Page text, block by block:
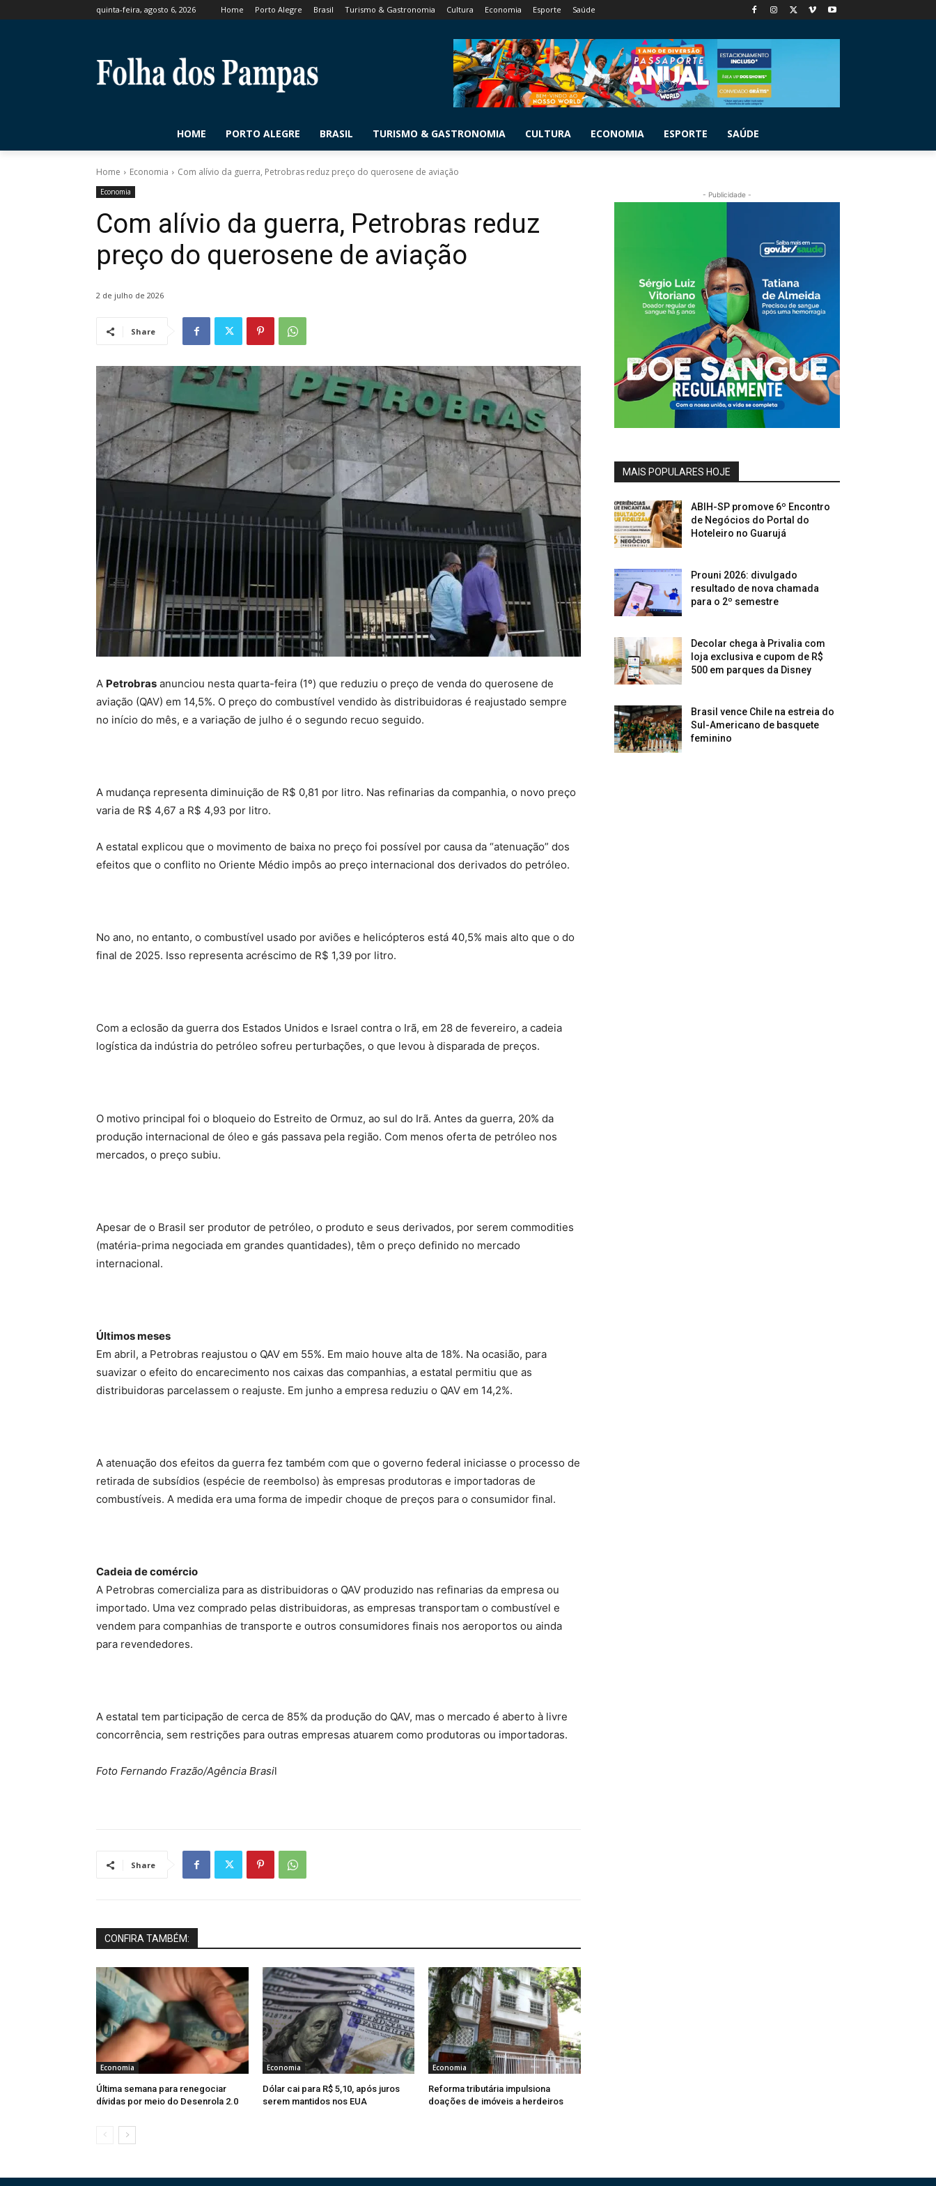
quinta-feira, agosto 6, 2026 Home Porto Alegre Brasil Turismo & Gastronomia Cultura Economia Esporte Saúde
HOME PORTO ALEGRE BRASIL TURISMO & GASTRONOMIA CULTURA ECONOMIA ESPORTE SAÚDE
Home Economia Com alívio da guerra, Petrobras reduz preço do querosene de aviação
Economia
Com alívio da guerra, Petrobras reduz
preço do querosene de aviação
2 de julho de 2026
Share
A Petrobras anunciou nesta quarta-feira (1º) que reduziu o preço de venda do querosene de
aviação (QAV) em 14,5%. O preço do combustível vendido às distribuidoras é reajustado sempre
no início do mês, e a variação de julho é o segundo recuo seguido.
A mudança representa diminuição de R$ 0,81 por litro. Nas refinarias da companhia, o novo preço
varia de R$ 4,67 a R$ 4,93 por litro.
A estatal explicou que o movimento de baixa no preço foi possível por causa da “atenuação” dos
efeitos que o conflito no Oriente Médio impôs ao preço internacional dos derivados do petróleo.
No ano, no entanto, o combustível usado por aviões e helicópteros está 40,5% mais alto que o do
final de 2025. Isso representa acréscimo de R$ 1,39 por litro.
Com a eclosão da guerra dos Estados Unidos e Israel contra o Irã, em 28 de fevereiro, a cadeia
logística da indústria do petróleo sofreu perturbações, o que levou à disparada de preços.
O motivo principal foi o bloqueio do Estreito de Ormuz, ao sul do Irã. Antes da guerra, 20% da
produção internacional de óleo e gás passava pela região. Com menos oferta de petróleo nos
mercados, o preço subiu.
Apesar de o Brasil ser produtor de petróleo, o produto e seus derivados, por serem commodities
(matéria-prima negociada em grandes quantidades), têm o preço definido no mercado
internacional.
Últimos meses
Em abril, a Petrobras reajustou o QAV em 55%. Em maio houve alta de 18%. Na ocasião, para
suavizar o efeito do encarecimento nos caixas das companhias, a estatal permitiu que as
distribuidoras parcelassem o reajuste. Em junho a empresa reduziu o QAV em 14,2%.
A atenuação dos efeitos da guerra fez também com que o governo federal iniciasse o processo de
retirada de subsídios (espécie de reembolso) às empresas produtoras e importadoras de
combustíveis. A medida era uma forma de impedir choque de preços para o consumidor final.
Cadeia de comércio
A Petrobras comercializa para as distribuidoras o QAV produzido nas refinarias da empresa ou
importado. Uma vez comprado pelas distribuidoras, as empresas transportam o combustível e
vendem para companhias de transporte e outros consumidores finais nos aeroportos ou ainda
para revendedores.
A estatal tem participação de cerca de 85% da produção do QAV, mas o mercado é aberto à livre
concorrência, sem restrições para outras empresas atuarem como produtoras ou importadoras.
Foto Fernando Frazão/Agência Brasil
Share
CONFIRA TAMBÉM:
Economia
Última semana para renegociar
dívidas por meio do Desenrola 2.0
Economia
Dólar cai para R$ 5,10, após juros
serem mantidos nos EUA
Economia
Reforma tributária impulsiona
doações de imóveis a herdeiros
- Publicidade -
MAIS POPULARES HOJE
ABIH-SP promove 6º Encontro
de Negócios do Portal do
Hoteleiro no Guarujá
Prouni 2026: divulgado
resultado de nova chamada
para o 2º semestre
Decolar chega à Privalia com
loja exclusiva e cupom de R$
500 em parques da Disney
Brasil vence Chile na estreia do
Sul-Americano de basquete
feminino